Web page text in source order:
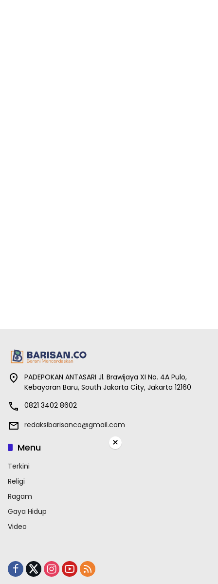
PADEPOKAN ANTASARI Jl. Brawijaya XI No. 4A Pulo,
Kebayoran Baru, South Jakarta City, Jakarta 12160
0821 3402 8602
redaksibarisanco@gmail.com
Menu
Terkini
Religi
Ragam
Gaya Hidup
Video
×